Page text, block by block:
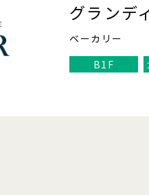
グランデ
ベーカリー
B1F